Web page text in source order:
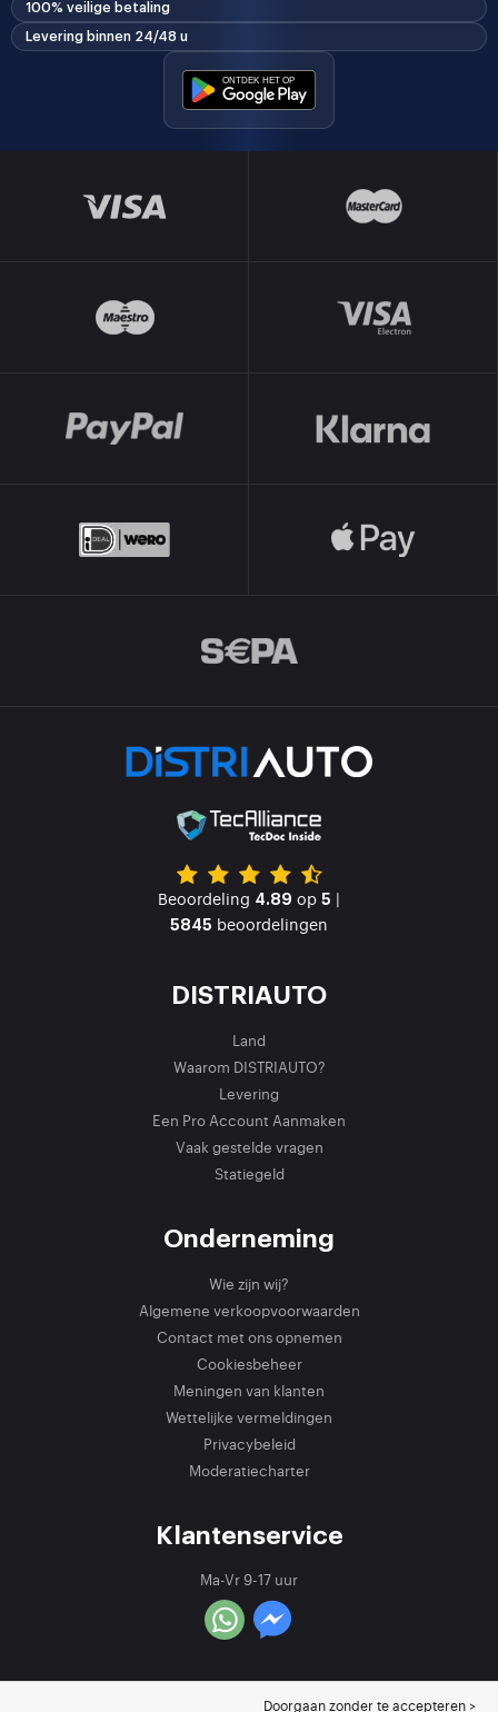
100% veilige betaling
Levering binnen 24/48 u
Beoordeling 4.89 op 5 |
5845 beoordelingen
DISTRIAUTO
Land
Waarom DISTRIAUTO?
Levering
Een Pro Account Aanmaken
Vaak gestelde vragen
Statiegeld
Onderneming
Wie zijn wij?
Algemene verkoopvoorwaarden
Contact met ons opnemen
Cookiesbeheer
Meningen van klanten
Wettelijke vermeldingen
Privacybeleid
Moderatiecharter
Klantenservice
Ma-Vr 9-17 uur
Doorgaan zonder te accepteren >